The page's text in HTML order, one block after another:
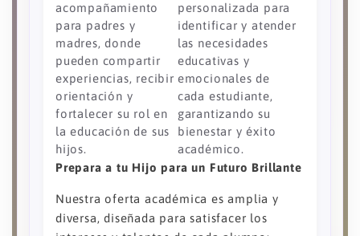
acompañamiento
para padres y
madres, donde
pueden compartir
experiencias, recibir
orientación y
fortalecer su rol en
la educación de sus
hijos.
personalizada para
identificar y atender
las necesidades
educativas y
emocionales de
cada estudiante,
garantizando su
bienestar y éxito
académico.
Prepara a tu Hijo para un Futuro Brillante
Nuestra oferta académica es amplia y
diversa, diseñada para satisfacer los